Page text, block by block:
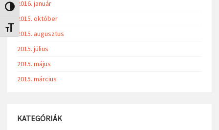
Nagy kontraszt váltása
Betűméret váltása
2016. január
2015. október
2015. augusztus
2015. július
2015. május
2015. március
KATEGÓRIÁK